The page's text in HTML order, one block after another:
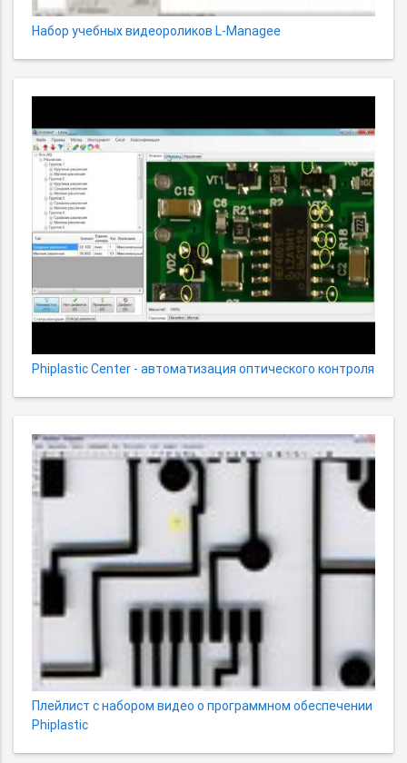
Набор учебных видеороликов L-Managee
Phiplastic Center - автоматизация оптического контроля
Плейлист с набором видео о программном обеспечении
Phiplastic